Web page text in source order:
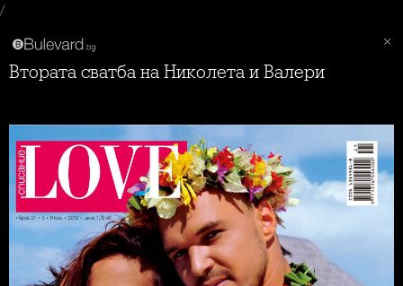
/
Втората сватба на Николета и Валери